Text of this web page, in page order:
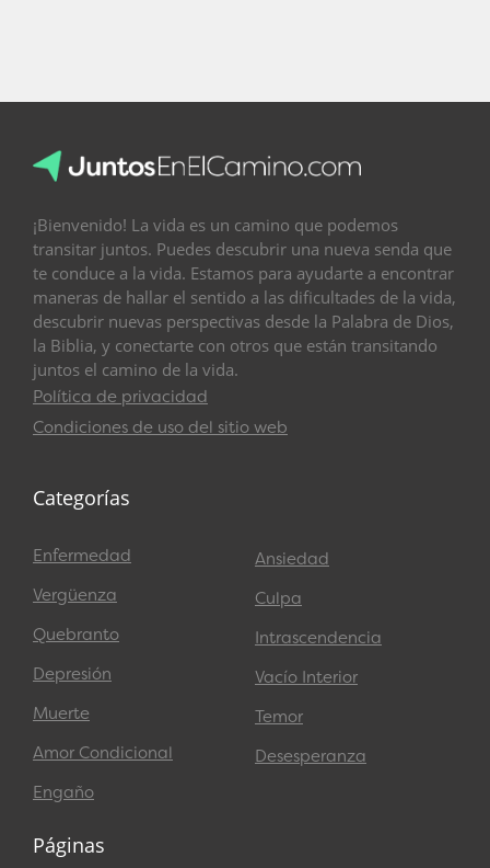
¡Bienvenido! La vida es un camino que podemos
transitar juntos. Puedes descubrir una nueva senda que
te conduce a la vida. Estamos para ayudarte a encontrar
maneras de hallar el sentido a las dificultades de la vida,
descubrir nuevas perspectivas desde la Palabra de Dios,
la Biblia, y conectarte con otros que están transitando
juntos el camino de la vida.
Política de privacidad
Condiciones de uso del sitio web
Categorías
Enfermedad
Vergüenza
Quebranto
Depresión
Muerte
Amor Condicional
Engaño
Ansiedad
Culpa
Intrascendencia
Vacío Interior
Temor
Desesperanza
Páginas